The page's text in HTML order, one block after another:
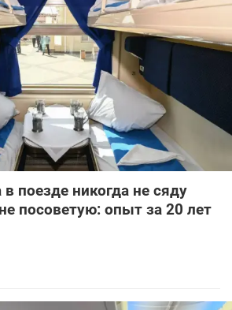
поезде никогда не сяду
посоветую: опыт за 20 лет